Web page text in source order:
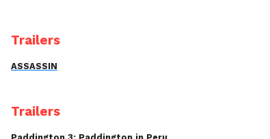
Trailers
ASSASSIN
Trailers